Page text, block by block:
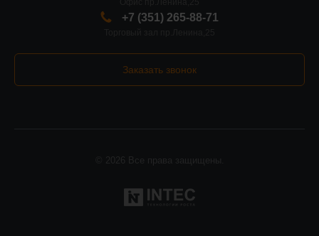
+7 (351) 265-88-71
Заказать звонок
© 2026 Все права защищены.